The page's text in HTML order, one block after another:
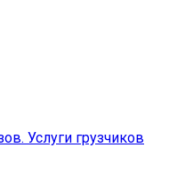
Услуги грузчиков